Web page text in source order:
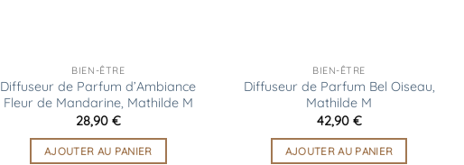
BIEN-ÊTRE
Diffuseur de Parfum d’Ambiance
Fleur de Mandarine, Mathilde M
28,90 €
AJOUTER AU PANIER
BIEN-ÊTRE
Diffuseur de Parfum Bel Oiseau,
Mathilde M
42,90 €
AJOUTER AU PANIER